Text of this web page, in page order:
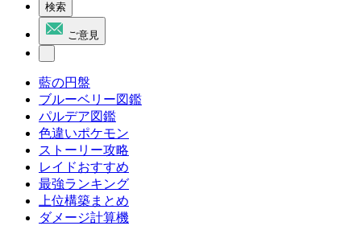
検索
ご意見
藍の円盤
ブルーベリー図鑑
パルデア図鑑
色違いポケモン
ストーリー攻略
レイドおすすめ
最強ランキング
上位構築まとめ
ダメージ計算機